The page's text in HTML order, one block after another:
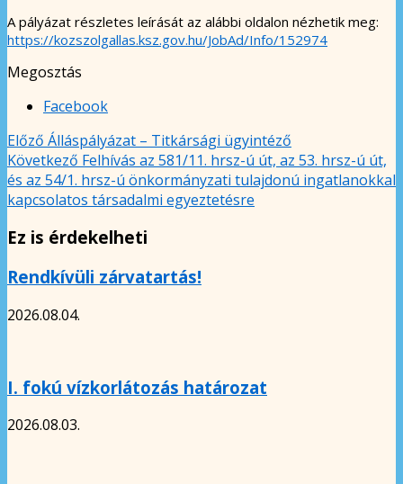
A pályázat részletes leírását az alábbi oldalon nézhetik meg:
https://kozszolgallas.ksz.gov.hu/JobAd/Info/152974
Megosztás
Facebook
Előző Álláspályázat – Titkársági ügyintéző
Következő Felhívás az 581/11. hrsz-ú út, az 53. hrsz-ú út,
és az 54/1. hrsz-ú önkormányzati tulajdonú ingatlanokkal
kapcsolatos társadalmi egyeztetésre
Ez is érdekelheti
Rendkívüli zárvatartás!
2026.08.04.
I. fokú vízkorlátozás határozat
2026.08.03.